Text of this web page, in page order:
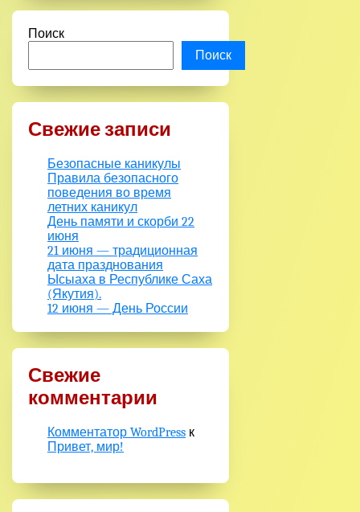
Поиск
Поиск
Свежие записи
Безопасные каникулы
Правила безопасного
поведения во время
летних каникул
День памяти и скорби 22
июня
21 июня — традиционная
дата празднования
Ысыаха в Республике Саха
(Якутия).
12 июня — День России
Свежие
комментарии
Комментатор WordPress к
Привет, мир!